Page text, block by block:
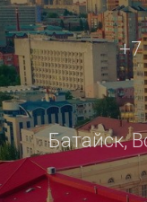
+7
Батайск,